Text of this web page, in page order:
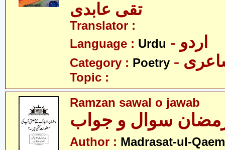
تقی عابدی
Translator :
Language : Urdu - اردو
Category : Poetry
Topic :
Ramzan sawal o jawab
سوال و جواب
Author : Madrasat-ul-